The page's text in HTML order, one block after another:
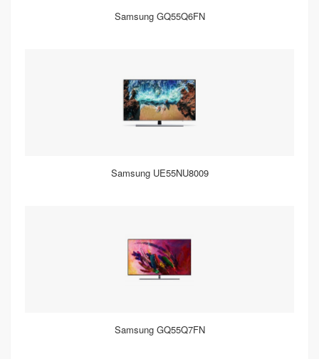
Samsung GQ55Q6FN
Samsung UE55NU8009
Samsung GQ55Q7FN